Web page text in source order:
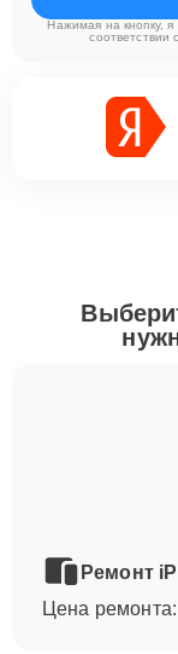
Нажимая на кнопку,
соответствии с
Ремонт
Цена ремонта: